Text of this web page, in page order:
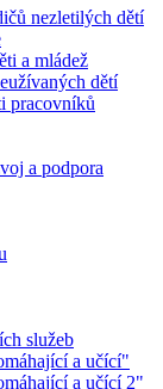
nezletilých dětí
a mládež
dětí
pracovníků
a podpora
služeb
a učící"
a učící 2"